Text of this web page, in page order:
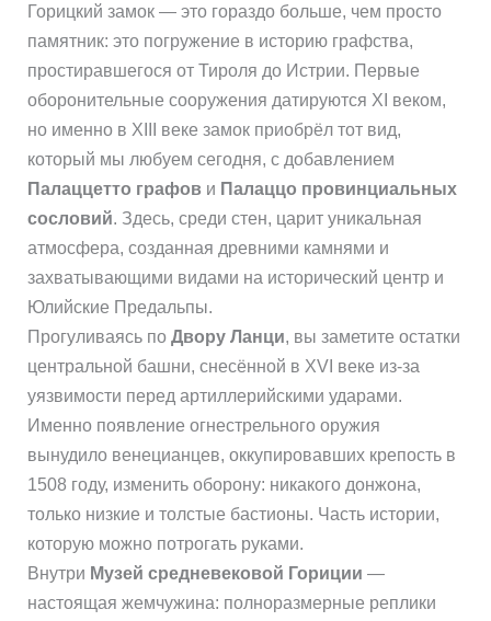
Горицкий замок — это гораздо больше, чем просто
памятник: это погружение в историю графства,
простиравшегося от Тироля до Истрии. Первые
оборонительные сооружения датируются XI веком,
но именно в XIII веке замок приобрёл тот вид,
который мы любуем сегодня, с добавлением
Палаццетто графов и Палаццо провинциальных
сословий. Здесь, среди стен, царит уникальная
атмосфера, созданная древними камнями и
захватывающими видами на исторический центр и
Юлийские Предальпы.
Прогуливаясь по Двору Ланци, вы заметите остатки
центральной башни, снесённой в XVI веке из-за
уязвимости перед артиллерийскими ударами.
Именно появление огнестрельного оружия
вынудило венецианцев, оккупировавших крепость в
1508 году, изменить оборону: никакого донжона,
только низкие и толстые бастионы. Часть истории,
которую можно потрогать руками.
Внутри Музей средневековой Гориции —
настоящая жемчужина: полноразмерные реплики